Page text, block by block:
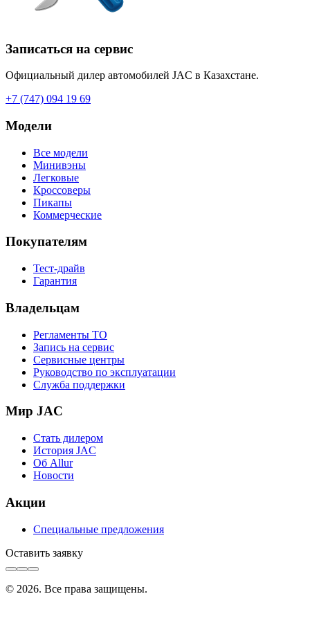
Записаться на сервис
Официальный дилер автомобилей JAC в Казахстане.
+7 (747) 094 19 69
Модели
Все модели
Минивэны
Легковые
Кроссоверы
Пикапы
Коммерческие
Покупателям
Тест-драйв
Гарантия
Владельцам
Регламенты ТО
Запись на сервис
Сервисные центры
Руководство по эксплуатации
Служба поддержки
Мир JAC
Стать дилером
История JAC
Об Allur
Новости
Акции
Специальные предложения
Оставить заявку
© 2026. Все права защищены.